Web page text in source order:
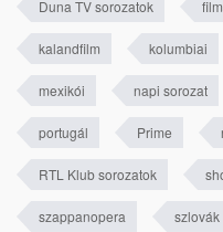
Duna TV sorozatok
kalandfilm kolumbiai
mexikói napi sorozat
portugál Prime
RTL Klub sorozatok
szappanopera szlovák